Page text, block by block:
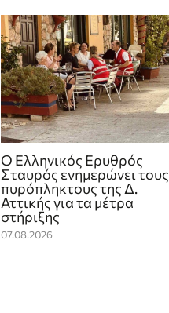
Ο Ελληνικός Ερυθρός
Σταυρός ενημερώνει τους
πυρόπληκτους της Δ.
Αττικής για τα μέτρα
στήριξης
07.08.2026